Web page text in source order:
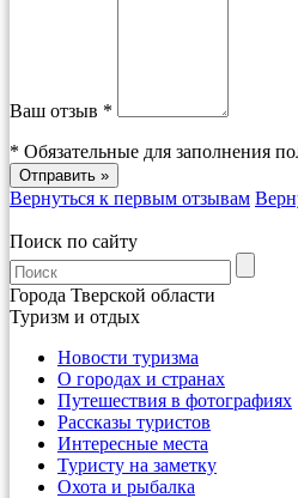
Ваш отзыв *
* Обязательные для заполнения
Вернуться к первым отзывам
Поиск по сайту
Города Тверской области
Туризм и отдых
Новости туризма
О городах и странах
Путешествия в фотографиях
Рассказы туристов
Интересные места
Туристу на заметку
Охота и рыбалка